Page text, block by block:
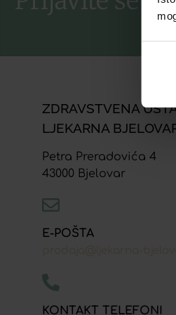
ZDRAVSTVENA
LJEKARNA
Petra Preradovića 4
43000 Bjelovar
E-POŠTA
KONTAKT TELEFONI